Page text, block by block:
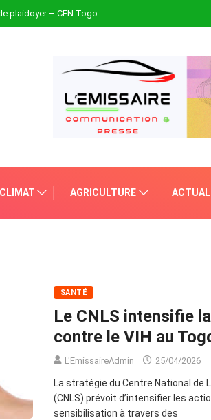
plaidoyer – CFN Togo
CLIMAT AGRICULTURE
SANTÉ
Le CNLS intensifie
contre le VIH au
L'EmissaireAdmin 25/04/2026
La stratégie du Centre National de
(CNLS) prévoit d’intensifier les
sensibilisation à travers des